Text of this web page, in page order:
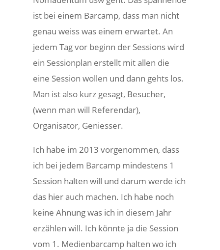
ist bei einem Barcamp, dass man nicht
genau weiss was einem erwartet. An
jedem Tag vor beginn der Sessions wird
ein Sessionplan erstellt mit allen die
eine Session wollen und dann gehts los.
Man ist also kurz gesagt, Besucher,
(wenn man will Referendar),
Organisator, Geniesser.
Ich habe im 2013 vorgenommen, dass
ich bei jedem Barcamp mindestens 1
Session halten will und darum werde ich
das hier auch machen. Ich habe noch
keine Ahnung was ich in diesem Jahr
erzählen will. Ich könnte ja die Session
vom 1. Medienbarcamp halten wo ich